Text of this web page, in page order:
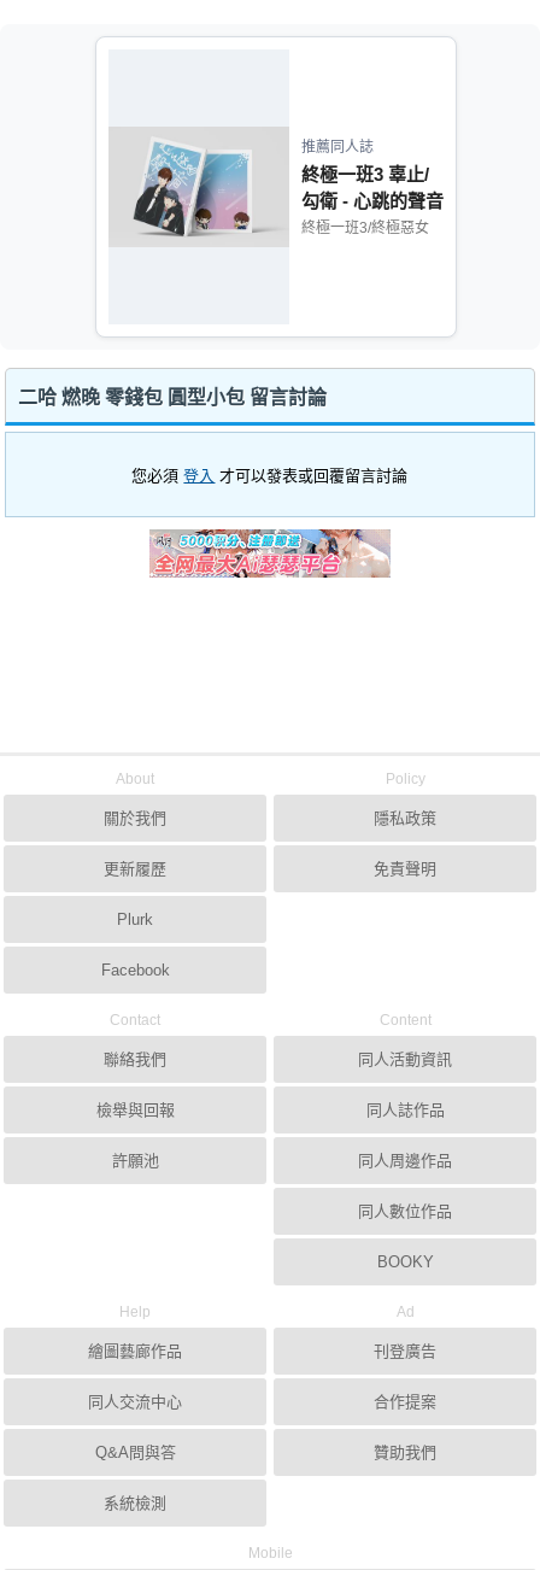
推薦同人誌
終極一班3 辜止/
勾衛 - 心跳的聲音
終極一班3/終極惡女
二哈 燃晚 零錢包 圓型小包 留言討論
您必須登入 才可以發表或回覆留言討論
About
關於我們
更新履歷
Plurk
Facebook
Policy
隱私政策
免責聲明
Contact
聯絡我們
檢舉與回報
許願池
Content
同人活動資訊
同人誌作品
同人周邊作品
同人數位作品
BOOKY
Help
繪圖藝廊作品
同人交流中心
Q&A問與答
系統檢測
Ad
刊登廣告
合作提案
贊助我們
Mobile